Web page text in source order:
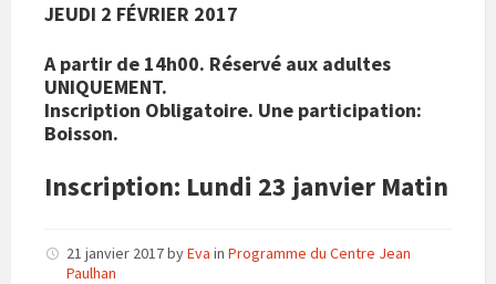
JEUDI 2 FÉVRIER 2017
A partir de 14h00. Réservé aux adultes
UNIQUEMENT.
Inscription Obligatoire. Une participation:
Boisson.
Inscription: Lundi 23 janvier Matin
21 janvier 2017byEva in Programme du Centre Jean
Paulhan